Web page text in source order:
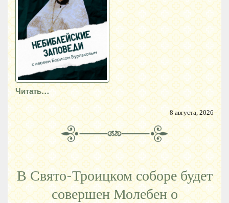
Читать…
8 августа, 2026
В Свято-Троицком соборе будет
совершен Молебен о